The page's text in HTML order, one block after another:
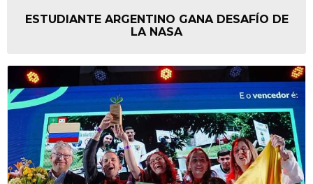
ESTUDIANTE ARGENTINO GANA DESAFÍO DE
LA NASA